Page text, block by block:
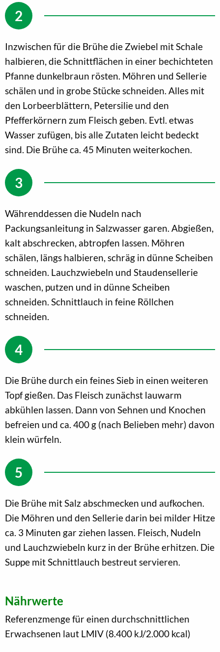
Inzwischen für die Brühe die Zwiebel mit Schale
halbieren, die Schnittflächen in einer bechichteten
Pfanne dunkelbraun rösten. Möhren und Sellerie
schälen und in grobe Stücke schneiden. Alles mit
den Lorbeerblättern, Petersilie und den
Pfefferkörnern zum Fleisch geben. Evtl. etwas
Wasser zufügen, bis alle Zutaten leicht bedeckt
sind. Die Brühe ca. 45 Minuten weiterkochen.
Währenddessen die Nudeln nach
Packungsanleitung in Salzwasser garen. Abgießen,
kalt abschrecken, abtropfen lassen. Möhren
schälen, längs halbieren, schräg in dünne Scheiben
schneiden. Lauchzwiebeln und Staudensellerie
waschen, putzen und in dünne Scheiben
schneiden. Schnittlauch in feine Röllchen
schneiden.
Die Brühe durch ein feines Sieb in einen weiteren
Topf gießen. Das Fleisch zunächst lauwarm
abkühlen lassen. Dann von Sehnen und Knochen
befreien und ca. 400 g (nach Belieben mehr) davon
klein würfeln.
Die Brühe mit Salz abschmecken und aufkochen.
Die Möhren und den Sellerie darin bei milder Hitze
ca. 3 Minuten gar ziehen lassen. Fleisch, Nudeln
und Lauchzwiebeln kurz in der Brühe erhitzen. Die
Suppe mit Schnittlauch bestreut servieren.
Nährwerte
Referenzmenge für einen durchschnittlichen
Erwachsenen laut LMIV (8.400 kJ/2.000 kcal)